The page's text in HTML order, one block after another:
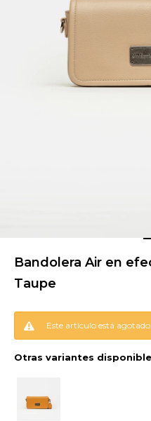
Bandolera Air en
Taupe
Este artículo está agotado.
Otras variantes